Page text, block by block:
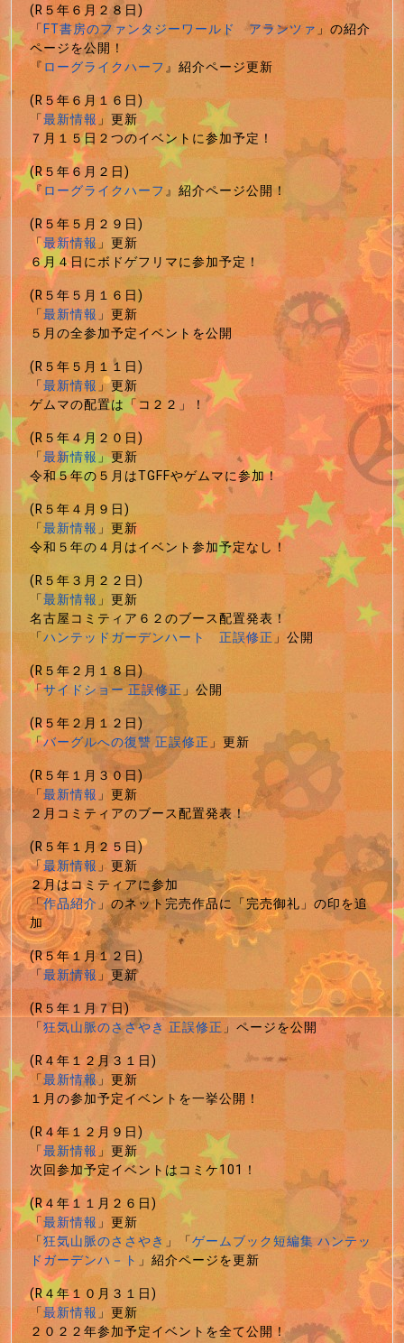
(R５年６月２８日)
「FT書房のファンタジーワールド アランツァ」の紹介
ページを公開！
『ローグライクハーフ』紹介ページ更新
(R５年６月１６日)
「最新情報」更新
７月１５日２つのイベントに参加予定！
(R５年６月２日)
『ローグライクハーフ』紹介ページ公開！
(R５年５月２９日)
「最新情報」更新
６月４日にボドゲフリマに参加予定！
(R５年５月１６日)
「最新情報」更新
５月の全参加予定イベントを公開
(R５年５月１１日)
「最新情報」更新
ゲムマの配置は「コ２２」！
(R５年４月２０日)
「最新情報」更新
令和５年の５月はTGFFやゲムマに参加！
(R５年４月９日)
「最新情報」更新
令和５年の４月はイベント参加予定なし！
(R５年３月２２日)
「最新情報」更新
名古屋コミティア６２のブース配置発表！
「ハンテッドガーデンハート 正誤修正」公開
(R５年２月１８日)
「サイドショー 正誤修正」公開
(R５年２月１２日)
「バーグルへの復讐 正誤修正」更新
(R５年１月３０日)
「最新情報」更新
２月コミティアのブース配置発表！
(R５年１月２５日)
「最新情報」更新
２月はコミティアに参加
「作品紹介」のネット完売作品に「完売御礼」の印を追
加
(R５年１月１２日)
「最新情報」更新
(R５年１月７日)
「狂気山脈のささやき 正誤修正」ページを公開
(R４年１２月３１日)
「最新情報」更新
１月の参加予定イベントを一挙公開！
(R４年１２月９日)
「最新情報」更新
次回参加予定イベントはコミケ101！
(R４年１１月２６日)
「最新情報」更新
「狂気山脈のささやき 」「ゲームブック短編集 ハンテッ
ドガーデンハ－ト 」紹介ページを更新
(R４年１０月３１日)
「最新情報」更新
２０２２年参加予定イベントを全て公開！